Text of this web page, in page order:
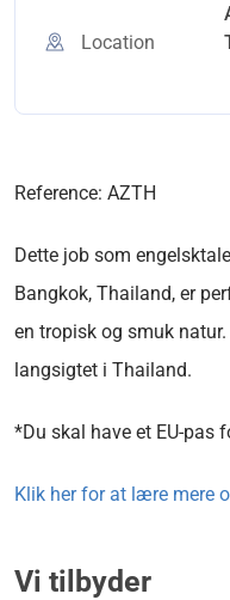
Location
Reference: AZTH
Dette job som
Bangkok, Thailand, er
en tropisk og smuk
langsigtet i Thailand.
*Du skal have et EU-pas
Klik her for at lære mere
Vi tilbyder